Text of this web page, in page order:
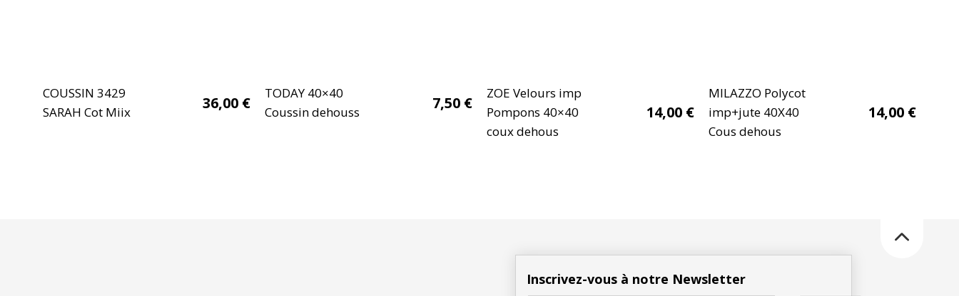
COUSSIN 3429
SARAH Cot Miix
36,00 €
TODAY 40×40
Coussin dehouss
7,50 €
ZOE Velours imp
Pompons 40×40
coux dehous
14,00 €
MILAZZO Polycot
imp+jute 40X40
Cous dehous
14,00 €
Inscrivez-vous à notre Newsletter